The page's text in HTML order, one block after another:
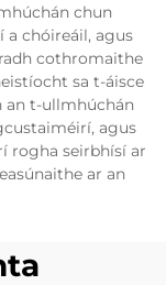
chun
a chóireáil, agus
cothromaithe
sa t-áisce
an t-ullmhúchán
agus
rogha seirbhísí ar
ar an